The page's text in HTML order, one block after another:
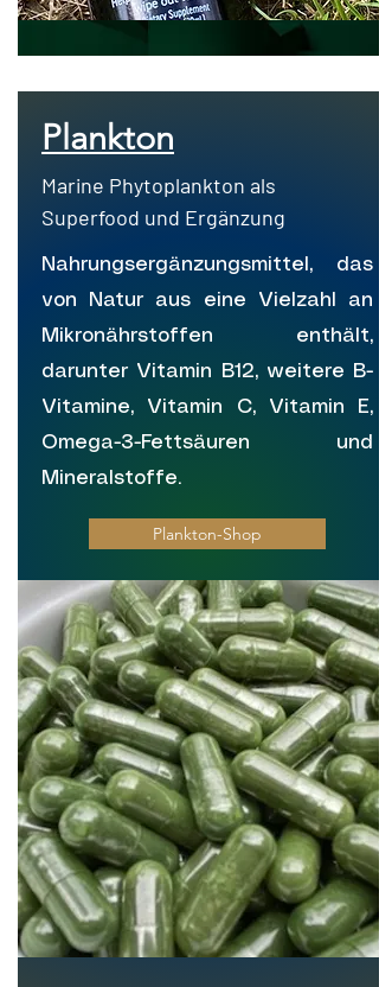
Plankton
Marine Phytoplankton als
Superfood und Ergänzung
Nahrungsergänzungsmittel, das
von Natur aus eine Vielzahl an
Mikronährstoffen enthält,
darunter Vitamin B12, weitere B-
Vitamine, Vitamin C, Vitamin E,
Omega-3-Fettsäuren und
Mineralstoffe.
Plankton-Shop